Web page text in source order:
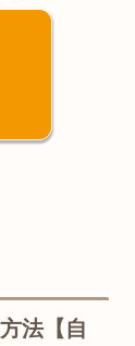
法【自